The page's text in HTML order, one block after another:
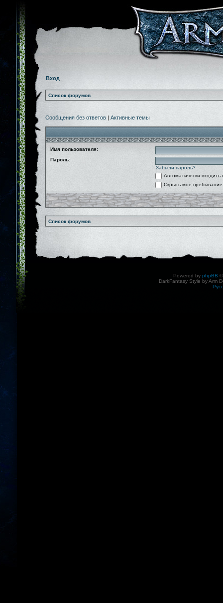
Вход
Список форумов
Сообщения без ответов | Активные темы
Имя пользователя:
Пароль:
Забыли пароль?
Автоматически
Скрыть моё
Список форумов
Powered by phpBB
DarkFantasy Style by Arm